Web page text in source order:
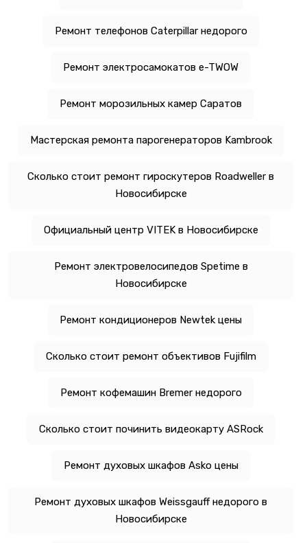
Ремонт телефонов Caterpillar недорого
Ремонт электросамокатов e-TWOW
Ремонт морозильных камер Саратов
Мастерская ремонта парогенераторов Kambrook
Сколько стоит ремонт гироскутеров Roadweller в
Новосибирске
Официальный центр VITEK в Новосибирске
Ремонт электровелосипедов Spetime в
Новосибирске
Ремонт кондиционеров Newtek цены
Сколько стоит ремонт объективов Fujifilm
Ремонт кофемашин Bremer недорого
Сколько стоит починить видеокарту ASRock
Ремонт духовых шкафов Asko цены
Ремонт духовых шкафов Weissgauff недорого в
Новосибирске